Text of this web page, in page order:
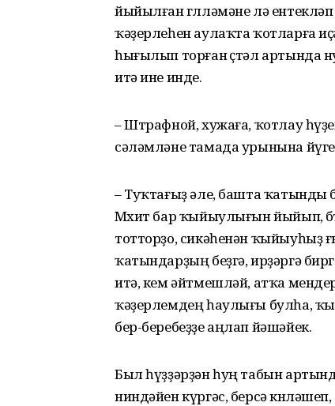
йыйылған гөлләмәне лә
ҡәҙерлеһен аулаҡта ҡотларға
һығылып торған өҫтәл артында
итә ине инде.
– Штрафной, хужаға, ҡотлау
сәләмләне тамада урынына
– Туҡтағыҙ әле, башта ҡатынды
Мөхит бар ҡыйыулығын йыйып,
тотторҙо, сикәһенән ҡыйыуһыҙ
ҡатындарҙың беҙгә, ирҙәргә
итә, кем әйтмешләй, атҡа
ҡәҙерлемдең һаулығы булһа,
бер-беребеҙҙе аңлап йәшәйек.
Был һүҙҙәрҙән һуң табын
ниндәйен күргәс, берсә